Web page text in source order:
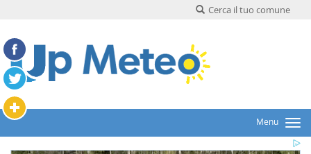
Cerca il tuo comune
Menu